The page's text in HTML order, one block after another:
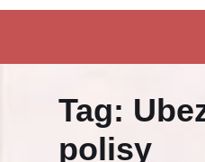
Tag:
polisy